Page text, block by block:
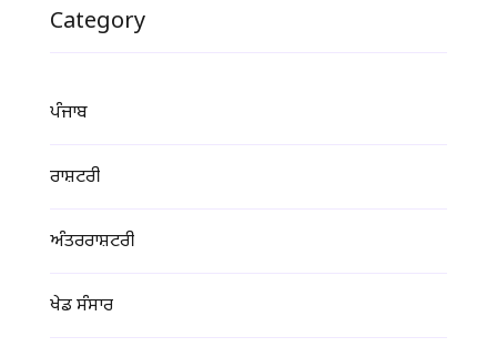
Category
ਪੰਜਾਬ
ਰਾਸ਼ਟਰੀ
ਅੰਤਰਰਾਸ਼ਟਰੀ
ਖੇਡ ਸੰਸਾਰ